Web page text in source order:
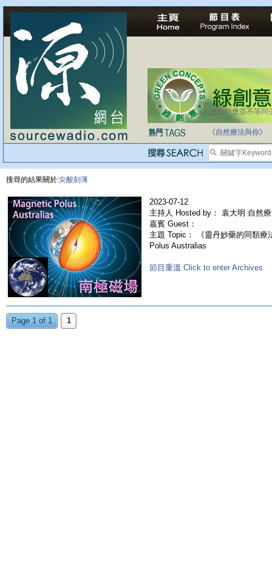
法治社會並不等同
自家教育合法化-
《自然療法與你》
搜尋的結果關於:尖酸刻薄
2023-07-12
主持人 Hosted by： 袁大明 自然
嘉賓 Guest：
主題 Topic： 《靈丹妙藥的同類
Polus Australias
節目重溫 Click to enter Archives
Page 1 of 1 1